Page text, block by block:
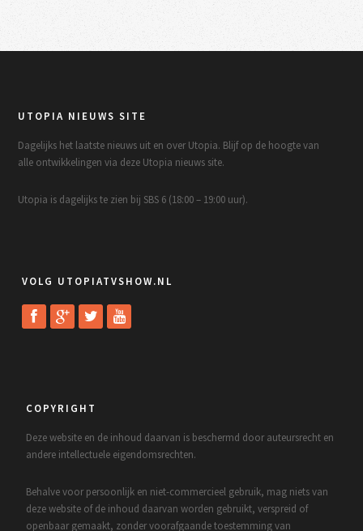
UTOPIA NIEUWS SITE
Dagelijks het laatste nieuws uit en over Utopia. Blijf op de hoogte van
alle ontwikkelingen via deze Utopia nieuws site.
Utopia is dagelijks te zien bij SBS 6 (18:00 – 19:00 uur).
VOLG UTOPIATVSHOW.NL
COPYRIGHT
Deze website en de inhoud daarvan is beschermd door auteursrecht en
andere intellectuele eigendomsrechten.
Behalve voor persoonlijk en niet-commercieel gebruik, mag niets van
deze website of de inhoud daarvan worden gebruikt, verspreid of
openbaar gemaakt, zonder voorafgaande toestemming van